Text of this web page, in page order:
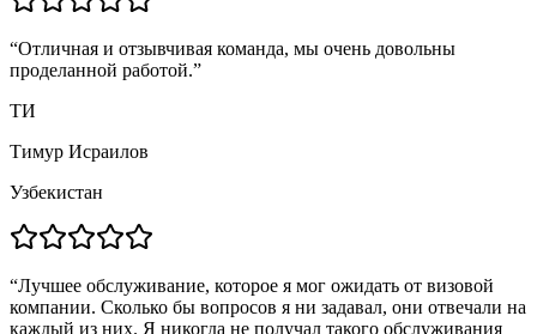
“Отличная и отзывчивая команда, мы очень довольны
проделанной работой.”
ТИ
Тимур Исраилов
Узбекистан
“Лучшее обслуживание, которое я мог ожидать от визовой
компании. Сколько бы вопросов я ни задавал, они отвечали на
каждый из них. Я никогда не получал такого обслуживания